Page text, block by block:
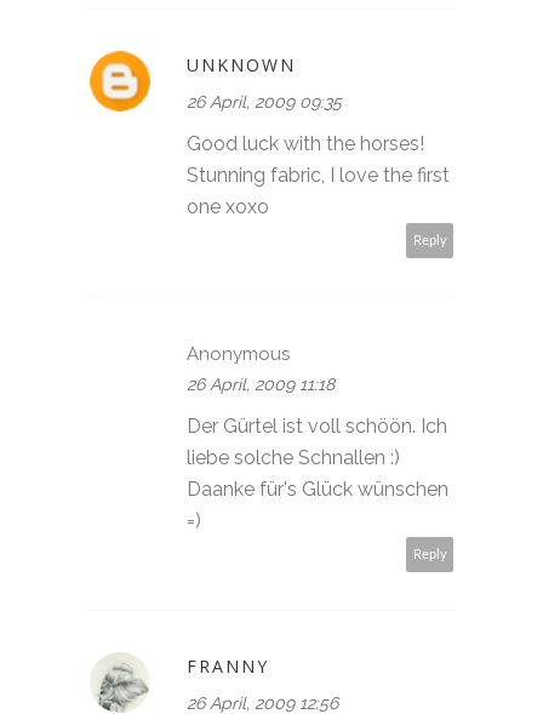
UNKNOWN
26 April, 2009 09:35
Good luck with the horses!
Stunning fabric, I love the first
one xoxo
Reply
Anonymous
26 April, 2009 11:18
Der Gürtel ist voll schöön. Ich
liebe solche Schnallen :)
Daanke für's Glück wünschen
=)
Reply
FRANNY
26 April, 2009 12:56